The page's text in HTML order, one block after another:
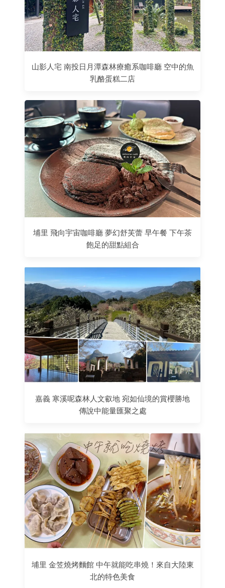
山影人宅 南投日月潭森林療癒系咖啡廳 空中的魚
乳酪蛋糕二店
埔里 飛向宇宙咖啡廳 夢幻舒芙蕾 早午餐 下午茶
飽足的甜點組合
嘉義 寒溪呢森林人文叡地 宛如仙境的賞櫻勝地
傳說中能量匯聚之處
埔里 金笠燒烤麵館 中午就能吃串燒！來自大陸東
北的特色美食